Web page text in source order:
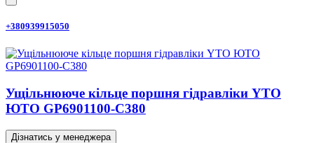
+380939915050
Ущільнююче кільце поршня гідравліки YTO
ЮТО GP6901100-C380
Дізнатись у менеджера